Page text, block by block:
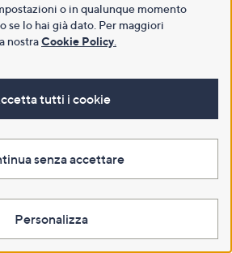
o in qualunque momento
se lo hai già dato. Per maggiori
nostraCookie Policy
tutti i cookie
senza accettare
Personalizza